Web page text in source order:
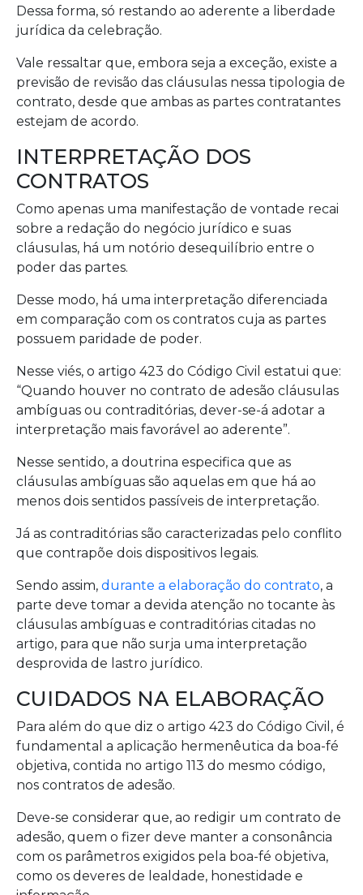
Dessa forma, só restando ao aderente a liberdade
jurídica da celebração.
Vale ressaltar que, embora seja a exceção, existe a
previsão de revisão das cláusulas nessa tipologia de
contrato, desde que ambas as partes contratantes
estejam de acordo.
INTERPRETAÇÃO DOS
CONTRATOS
Como apenas uma manifestação de vontade recai
sobre a redação do negócio jurídico e suas
cláusulas, há um notório desequilíbrio entre o
poder das partes.
Desse modo, há uma interpretação diferenciada
em comparação com os contratos cuja as partes
possuem paridade de poder.
Nesse viés, o artigo 423 do Código Civil estatui que:
“Quando houver no contrato de adesão cláusulas
ambíguas ou contraditórias, dever-se-á adotar a
interpretação mais favorável ao aderente”.
Nesse sentido, a doutrina especifica que as
cláusulas ambíguas são aquelas em que há ao
menos dois sentidos passíveis de interpretação.
Já as contraditórias são caracterizadas pelo conflito
que contrapõe dois dispositivos legais.
Sendo assim, durante a elaboração do contrato, a
parte deve tomar a devida atenção no tocante às
cláusulas ambíguas e contraditórias citadas no
artigo, para que não surja uma interpretação
desprovida de lastro jurídico.
CUIDADOS NA ELABORAÇÃO
Para além do que diz o artigo 423 do Código Civil, é
fundamental a aplicação hermenêutica da boa-fé
objetiva, contida no artigo 113 do mesmo código,
nos contratos de adesão.
Deve-se considerar que, ao redigir um contrato de
adesão, quem o fizer deve manter a consonância
com os parâmetros exigidos pela boa-fé objetiva,
como os deveres de lealdade, honestidade e